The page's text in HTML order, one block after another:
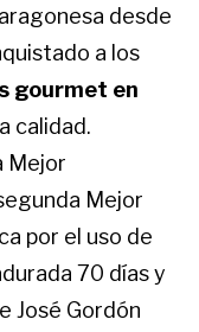
desde
a los
gourmet en
calidad.
Mejor
Mejor
por el uso de
70 días y
José Gordón